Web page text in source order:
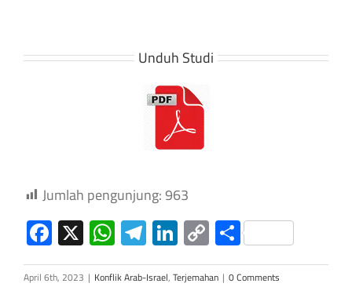
Unduh Studi
Jumlah pengunjung:963
Facebook
X WhatsApp
Telegram
LinkedIn
Copy
Link
Share
April 6th, 2023 | Konflik Arab-Israel,Terjemahan | 0 Comments